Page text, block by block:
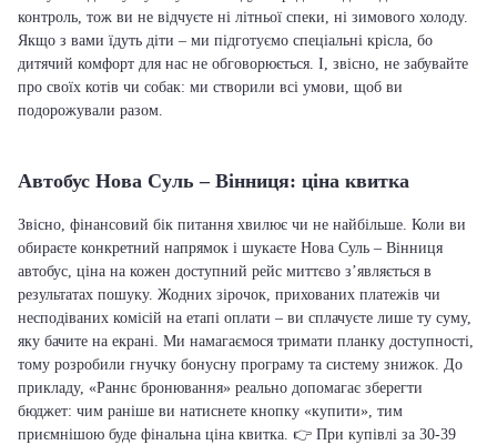
контроль, тож ви не відчуєте ні літньої спеки, ні зимового холоду.
Якщо з вами їдуть діти – ми підготуємо спеціальні крісла, бо
дитячий комфорт для нас не обговорюється. І, звісно, не забувайте
про своїх котів чи собак: ми створили всі умови, щоб ви
подорожували разом.
Автобус Нова Суль – Вінниця: ціна квитка
Звісно, фінансовий бік питання хвилює чи не найбільше. Коли ви
обираєте конкретний напрямок і шукаєте Нова Суль – Вінниця
автобус, ціна на кожен доступний рейс миттєво з’являється в
результатах пошуку. Жодних зірочок, прихованих платежів чи
несподіваних комісій на етапі оплати – ви сплачуєте лише ту суму,
яку бачите на екрані. Ми намагаємося тримати планку доступності,
тому розробили гнучку бонусну програму та систему знижок. До
прикладу, «Раннє бронювання» реально допомагає зберегти
бюджет: чим раніше ви натиснете кнопку «купити», тим
приємнішою буде фінальна ціна квитка. 👉 При купівлі за 30-39